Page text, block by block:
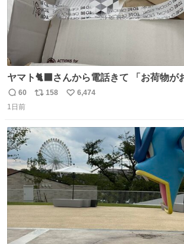
ヤマト🐈‍⬛さんから電話きて 「お荷物が
でない程潰れてまして」って えっ😳 見に
😭 海渡ってくる時に潰れたっぽい 「一旦戻して新しいの
て事で中身無事だったから連れて帰って
くて良かった
返
信
60
リ
ト
数
158
い
数
6,474
1日前